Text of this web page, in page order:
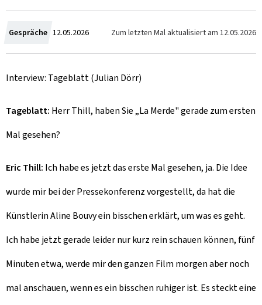
Gespräche C
r
é
12.05.2026 Zum letzten Mal aktualisiert am 12.05.2026
Interview: Tageblatt (Julian Dörr)
Tageblatt: Herr Thill, haben Sie „La Merde" gerade zum ersten
Mal gesehen?
Eric Thill: Ich habe es jetzt das erste Mal gesehen, ja. Die Idee
wurde mir bei der Pressekonferenz vorgestellt, da hat die
Künstlerin Aline Bouvy ein bisschen erklärt, um was es geht.
Ich habe jetzt gerade leider nur kurz rein schauen können, fünf
Minuten etwa, werde mir den ganzen Film morgen aber noch
mal anschauen, wenn es ein bisschen ruhiger ist. Es steckt eine